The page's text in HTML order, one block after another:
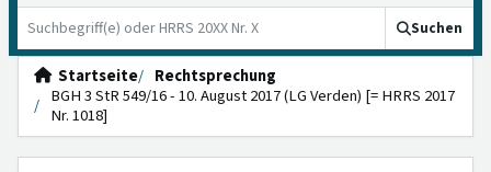
Suchen
Startseite
Rechtsprechung
BGH 3 StR 549/16 - 10. August 2017 (LG Verden) [= HRRS 2017
Nr. 1018]